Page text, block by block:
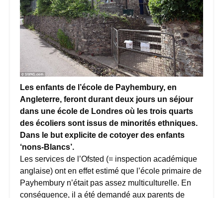
Les enfants de l’école de Payhembury, en
Angleterre, feront durant deux jours un séjour
dans une école de Londres où les trois quarts
des écoliers sont issus de minorités ethniques.
Dans le but explicite de cotoyer des enfants
‘nons-Blancs’.
Les services de l’Ofsted (= inspection académique
anglaise) ont en effet estimé que l’école primaire de
Payhembury n’était pas assez multiculturelle. En
conséquence, il a été demandé aux parents de